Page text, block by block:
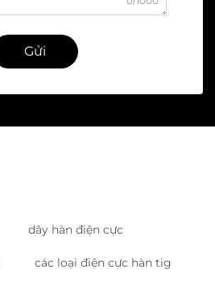
Gửi
dây hàn điện cực
các loại điện cực hàn tig